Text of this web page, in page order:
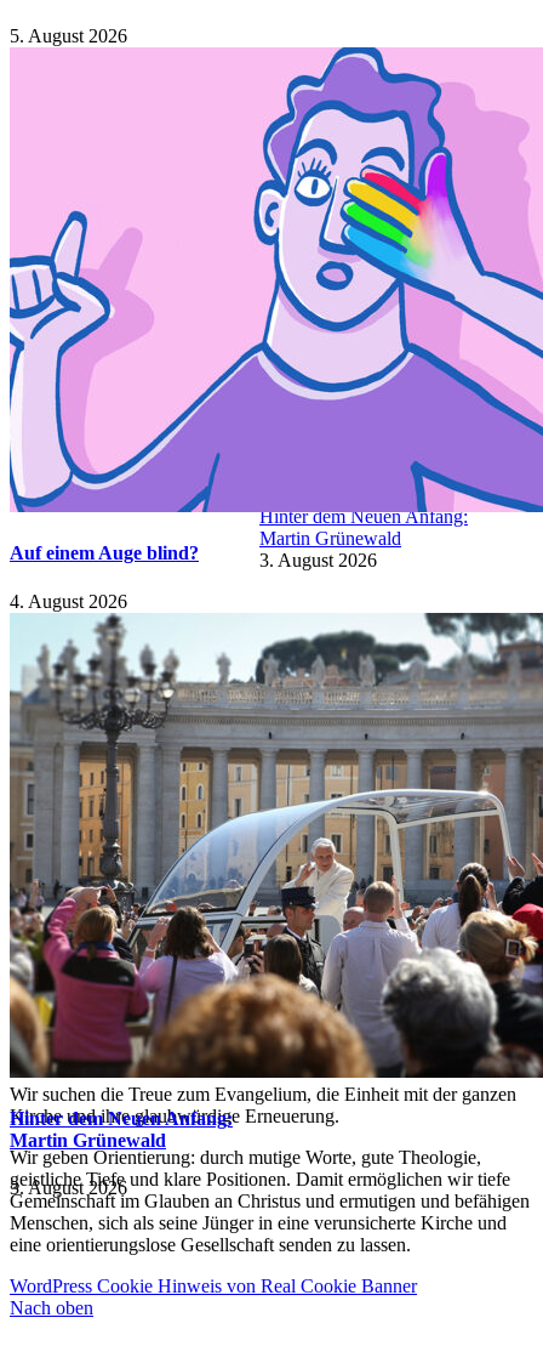
5. August 2026
Auf einem Auge blind?
4. August 2026
Hinter dem Neuen Anfang:
Martin Grünewald
3. August 2026
Kürzlich
Eine Lanze für den Katechismus!
5. August 2026
Auf einem Auge blind?
4. August 2026
Hinter dem Neuen Anfang:
Martin Grünewald
3. August 2026
Impressum •Datenschutz • Spenden• Presse
Der Neue Anfang ist eine freie Initiative von Katholiken, die ihre
Kirche lieben.
Wir suchen die Treue zum Evangelium, die Einheit mit der ganzen
Kirche und ihre glaubwürdige Erneuerung.
Wir geben Orientierung: durch mutige Worte, gute Theologie,
geistliche Tiefe und klare Positionen. Damit ermöglichen wir tiefe
Gemeinschaft im Glauben an Christus und ermutigen und befähigen
Menschen, sich als seine Jünger in eine verunsicherte Kirche und
eine orientierungslose Gesellschaft senden zu lassen.
WordPress Cookie Hinweis von Real Cookie Banner
Nach oben